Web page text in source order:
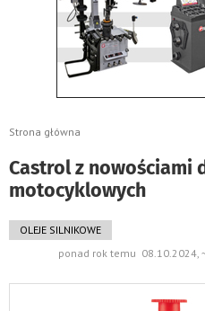
Strona główna
Castrol z nowościami
motocyklowych
OLEJE SILNIKOWE
ponad rok temu 08.10.2024,